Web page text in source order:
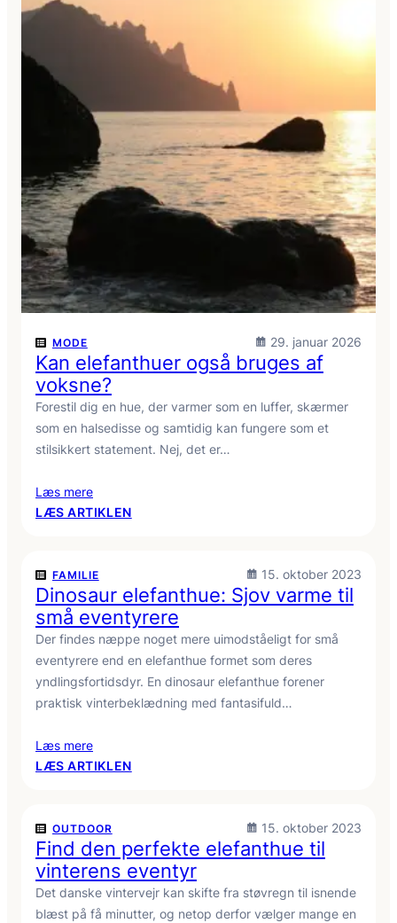
MODE 29. januar 2026
Kan elefanthuer også bruges af
voksne?
Forestil dig en hue, der varmer som en luffer, skærmer
som en halsedisse og samtidig kan fungere som et
stilsikkert statement. Nej, det er…
Læs mere
LÆS ARTIKLEN:
BRUGES
AF
VOKSNE?
FAMILIE 15. oktober 2023
Dinosaur elefanthue: Sjov varme til
små eventyrere
Der findes næppe noget mere uimodståeligt for små
eventyrere end en elefanthue formet som deres
yndlingsfortidsdyr. En dinosaur elefanthue forener
praktisk vinterbeklædning med fantasifuld…
Læs mere
LÆS ARTIKLEN:
VARME
TIL
SMÅ
EVENTYRERE
OUTDOOR 15. oktober 2023
Find den perfekte elefanthue til
vinterens eventyr
Det danske vintervejr kan skifte fra støvregn til isnende
blæst på få minutter, og netop derfor vælger mange en